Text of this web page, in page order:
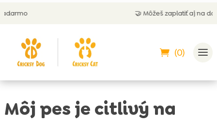
🤝 Môžeš zaplatiť aj na dobierku
(0)
Môj pes je citlivý na